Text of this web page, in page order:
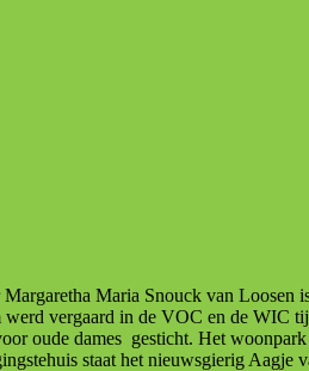
Maria Snouck van
vergaard in de VOC en de WIC
oude dames gesticht. Het
staat het nieuwsgierig